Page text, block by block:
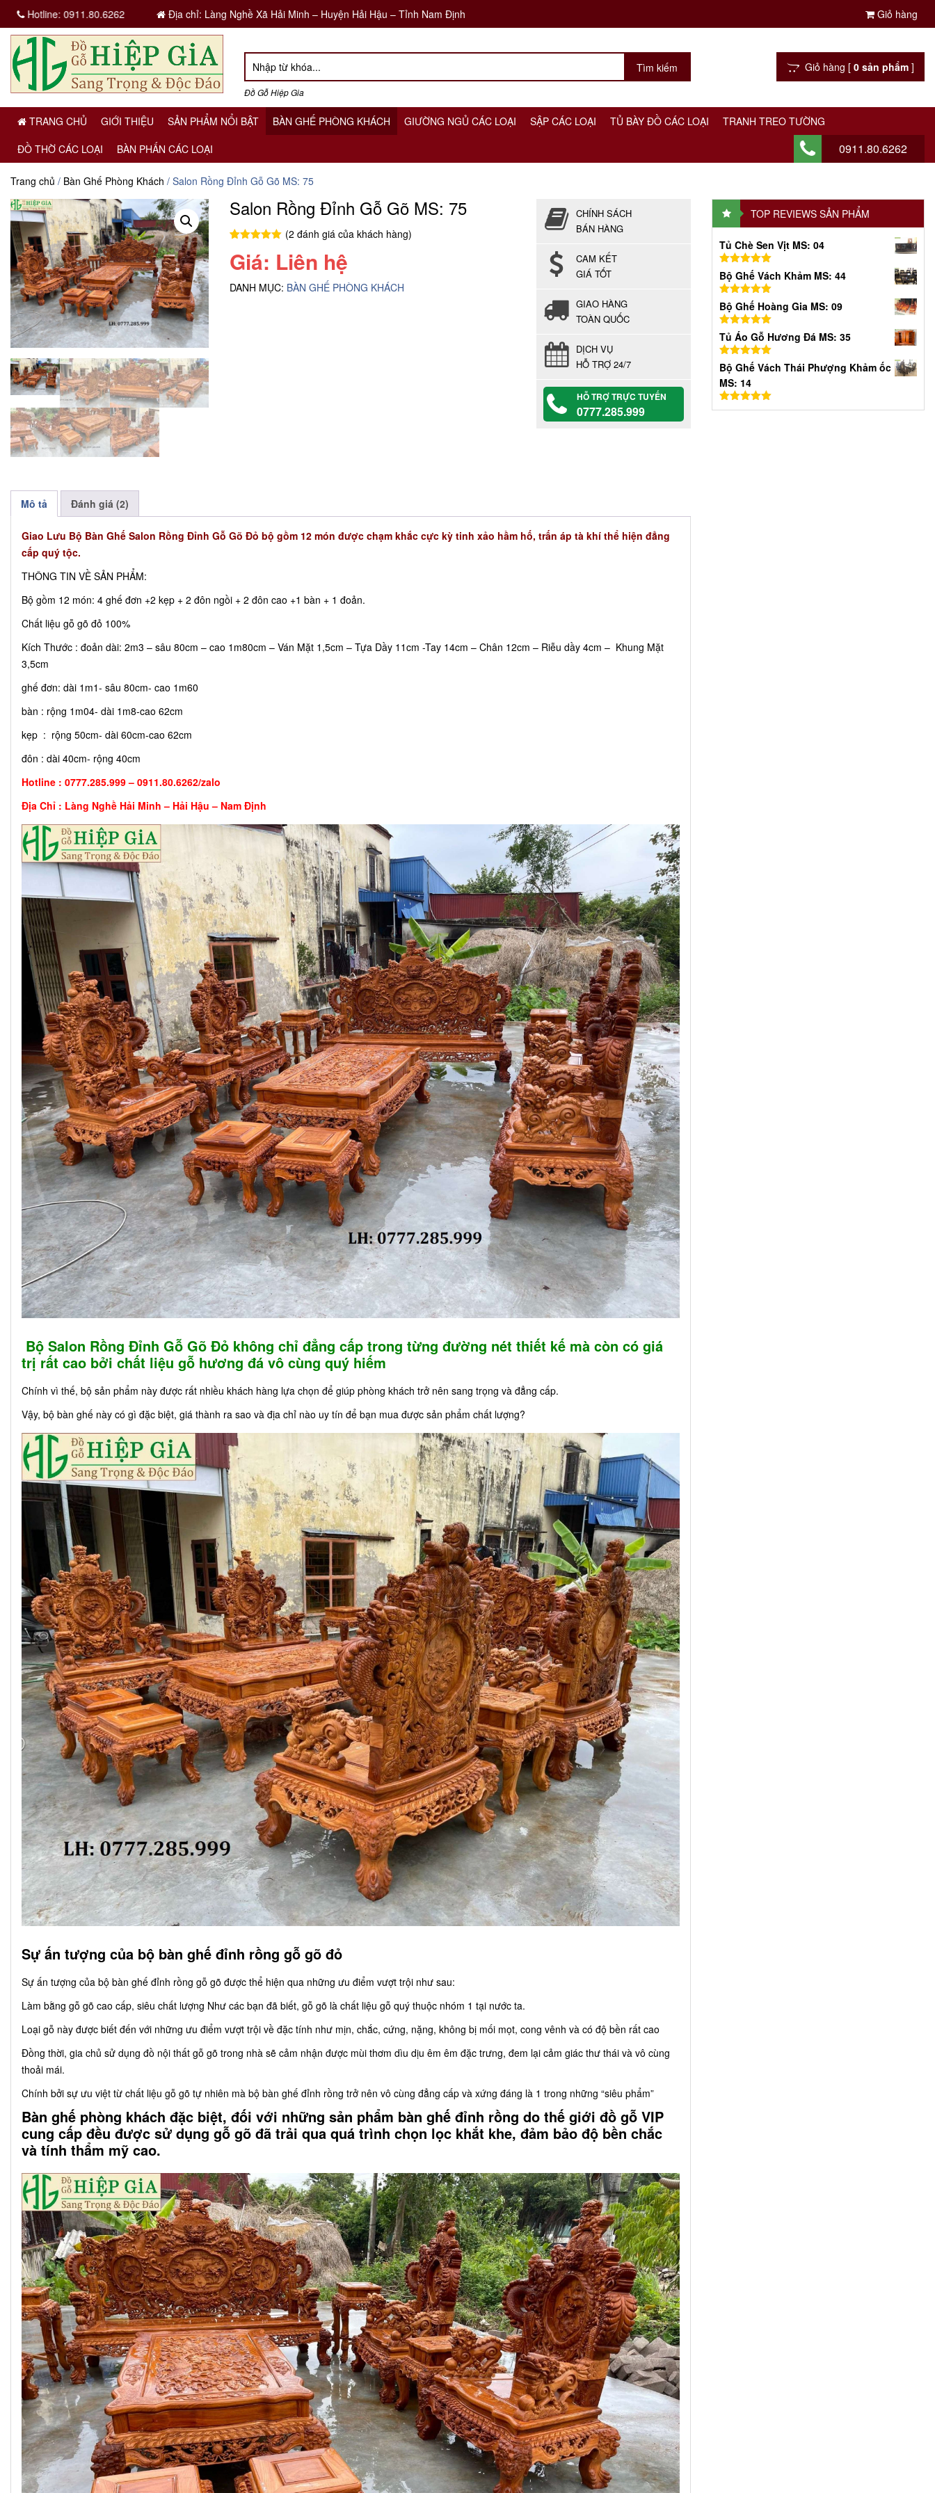
Hotline:0911.80.6262 Địa chỉ: Làng Nghề Xã Hải Minh – Huyện Hải Hậu – Tỉnh Nam Định Giỏ hàng
Đồ Gỗ Hiệp Gia
Giỏ hàng [ 0 sản phẩm ]
TRANG CHỦ GIỚI THIỆU SẢN PHẨM NỔI BẬT BÀN GHẾ PHÒNG KHÁCH GIƯỜNG NGỦ CÁC LOẠI SẬP CÁC LOẠI TỦ BÀY ĐỒ CÁC LOẠI
TRANH TREO TƯỜNG
ĐỒ THỜ CÁC LOẠI
BÀN PHẤN CÁC LOẠI 0911.80.6262
Trang chủ / Bàn Ghế Phòng Khách / Salon Rồng Đỉnh Gỗ Gõ MS: 75
Salon Rồng Đỉnh Gỗ Gõ MS: 75
dựa trên
đánh giá
(2 đánh giá của khách hàng)
Giá: Liên hệ
DANH MỤC: BÀN GHẾ PHÒNG KHÁCH
CHÍNH SÁCH
BÁN HÀNG
CAM KẾT
GIÁ TỐT
GIAO HÀNG
TOÀN QUỐC
DỊCH VỤ
HỖ TRỢ 24/7
HỖ TRỢ TRỰC TUYẾN
0777.285.999
Mô tả Đánh giá (2)
Giao Lưu Bộ Bàn Ghế Salon Rồng Đỉnh Gỗ Gõ Đỏ bộ gồm 12 món được chạm khắc cực kỳ tinh xảo hầm hố, trấn áp tà khí thể hiện đẳng
cấp quý tộc.
THÔNG TIN VỀ SẢN PHẨM:
Bộ gồm 12 món: 4 ghế đơn +2 kẹp + 2 đôn ngồi + 2 đôn cao +1 bàn + 1 đoản.
Chất liệu gỗ gõ đỏ 100%
Kích Thước : đoản dài: 2m3 – sâu 80cm – cao 1m80cm – Ván Mặt 1,5cm – Tựa Dầy 11cm -Tay 14cm – Chân 12cm – Riễu dầy 4cm – Khung Mặt
3,5cm
ghế đơn: dài 1m1- sâu 80cm- cao 1m60
bàn : rộng 1m04- dài 1m8-cao 62cm
kẹp : rộng 50cm- dài 60cm-cao 62cm
đôn : dài 40cm- rộng 40cm
Hotline : 0777.285.999 – 0911.80.6262/zalo
Địa Chỉ : Làng Nghề Hải Minh – Hải Hậu – Nam Định
Bộ Salon Rồng Đỉnh Gỗ Gõ Đỏ không chỉ đẳng cấp trong từng đường nét thiết kế mà còn có giá
trị rất cao bởi chất liệu gỗ hương đá vô cùng quý hiếm
Chính vì thế, bộ sản phẩm này được rất nhiều khách hàng lựa chọn để giúp phòng khách trở nên sang trọng và đẳng cấp.
Vậy, bộ bàn ghế này có gì đặc biệt, giá thành ra sao và địa chỉ nào uy tín để bạn mua được sản phẩm chất lượng?
Sự ấn tượng của bộ bàn ghế đỉnh rồng gỗ gõ đỏ
Sự ấn tượng của bộ bàn ghế đỉnh rồng gỗ gõ được thể hiện qua những ưu điểm vượt trội như sau:
Làm bằng gỗ gõ cao cấp, siêu chất lượng Như các bạn đã biết, gỗ gõ là chất liệu gỗ quý thuộc nhóm 1 tại nước ta.
Loại gỗ này được biết đến với những ưu điểm vượt trội về đặc tính như mịn, chắc, cứng, nặng, không bị mối mọt, cong vênh và có độ bền rất cao
Đồng thời, gia chủ sử dụng đồ nội thất gỗ gõ trong nhà sẽ cảm nhận được mùi thơm dìu dịu êm êm đặc trưng, đem lại cảm giác thư thái và vô cùng
thoải mái.
Chính bởi sự ưu việt từ chất liệu gỗ gõ tự nhiên mà bộ bàn ghế đỉnh rồng trở nên vô cùng đẳng cấp và xứng đáng là 1 trong những “siêu phẩm”
Bàn ghế phòng khách đặc biệt, đối với những sản phẩm bàn ghế đỉnh rồng do thế giới đồ gỗ VIP
cung cấp đều được sử dụng gỗ gõ đã trải qua quá trình chọn lọc khắt khe, đảm bảo độ bền chắc
và tính thẩm mỹ cao.
TOP REVIEWS SẢN PHẨM
Tủ Chè Sen Vịt MS: 04
Được xếp
hạng5.005
sao
Bộ Ghế Vách Khảm MS: 44
Được xếp
hạng5.00 5
sao
Bộ Ghế Hoàng Gia MS: 09
Được xếp
hạng5.005
sao
Tủ Áo Gỗ Hương Đá MS: 35
Được xếp
hạng5.005
sao
Bộ Ghế Vách Thái Phượng Khảm ốc
MS: 14
Được xếp